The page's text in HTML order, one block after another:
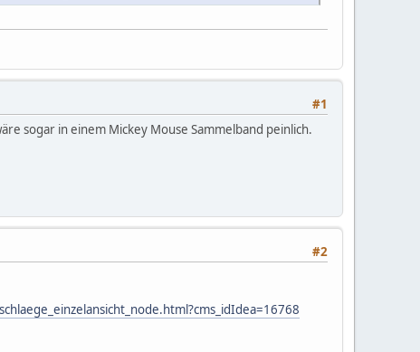
#1
sogar in einem Mickey Mouse Sammelband peinlich.
#2